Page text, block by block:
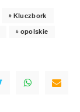
Kluczbork
opolskie